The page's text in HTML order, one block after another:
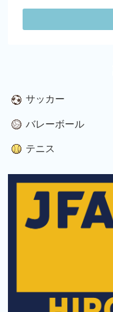
サッカー
バレーボール
テニス